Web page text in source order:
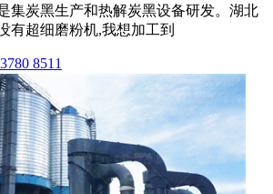
集炭黑生产和热解炭黑设备研发。湖北
有超细磨粉机,我想加工到
8511